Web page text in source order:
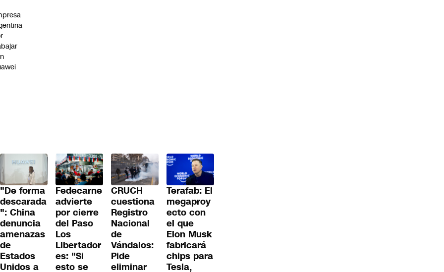
"De forma
descarada
": China
denuncia
amenazas
de
Estados
Unidos a
Fedecarne
advierte
por cierre
del Paso
Los
Libertador
es: "Si
esto se
CRUCH
cuestiona
Registro
Nacional
de
Vándalos:
Pide
eliminar
Terafab: El
megaproy
ecto con
el que
Elon Musk
fabricará
chips para
Tesla,